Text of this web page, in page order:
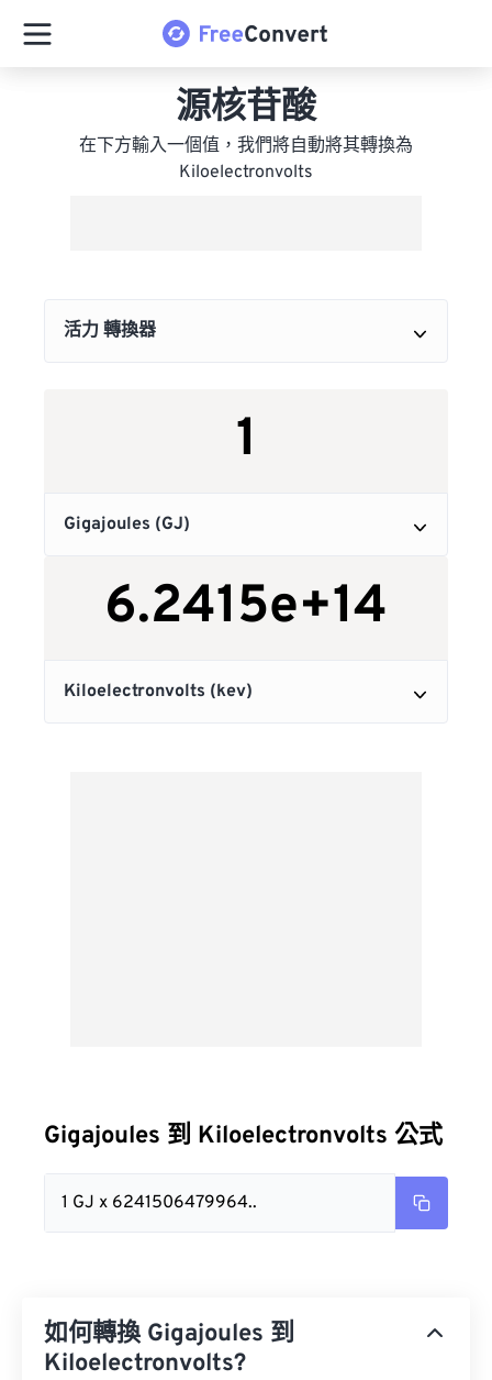
源核苷酸
在下方輸入一個值，我們將自動將其轉換為
Kiloelectronvolts
Gigajoules 到 Kiloelectronvolts 公式
1 GJ x 6241506479964..
如何轉換 Gigajoules 到
Kiloelectronvolts?